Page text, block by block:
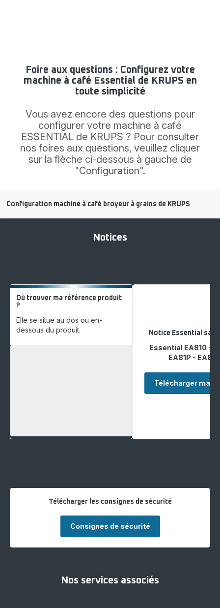
Foire aux questions : Configurez votre
machine à café Essential de KRUPS en
toute simplicité
Vous avez encore des questions pour
configurer votre machine à café
ESSENTIAL de KRUPS ? Pour consulter
nos foires aux questions, veuillez cliquer
sur la flèche ci-dessous à gauche de
"Configuration".
Configuration machine à café broyeur à grains de KRUPS
Notices
Où trouver ma référence produit
?
Elle se situe au dos ou en-
dessous du produit.
Notice Essential
Essential EA810 -
EA81P - EA81R
Télécharger ma
Télécharger les consignes de sécurité
Consignes de sécurité
Nos services associés